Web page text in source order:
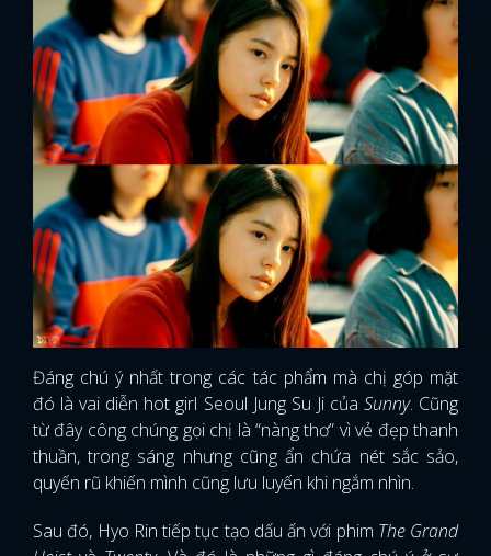
Đáng chú ý nhất trong các tác phẩm mà chị góp mặt
đó là vai diễn hot girl Seoul Jung Su Ji của Sunny. Cũng
từ đây công chúng gọi chị là “nàng thơ” vì vẻ đẹp thanh
thuần, trong sáng nhưng cũng ẩn chứa nét sắc sảo,
quyến rũ khiến mình cũng lưu luyến khi ngắm nhìn.
Sau đó, Hyo Rin tiếp tục tạo dấu ấn với phim The Grand